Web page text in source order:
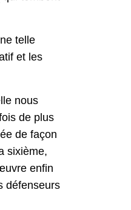
telle
et les
nous
de plus
de façon
sixième,
enfin
défenseurs